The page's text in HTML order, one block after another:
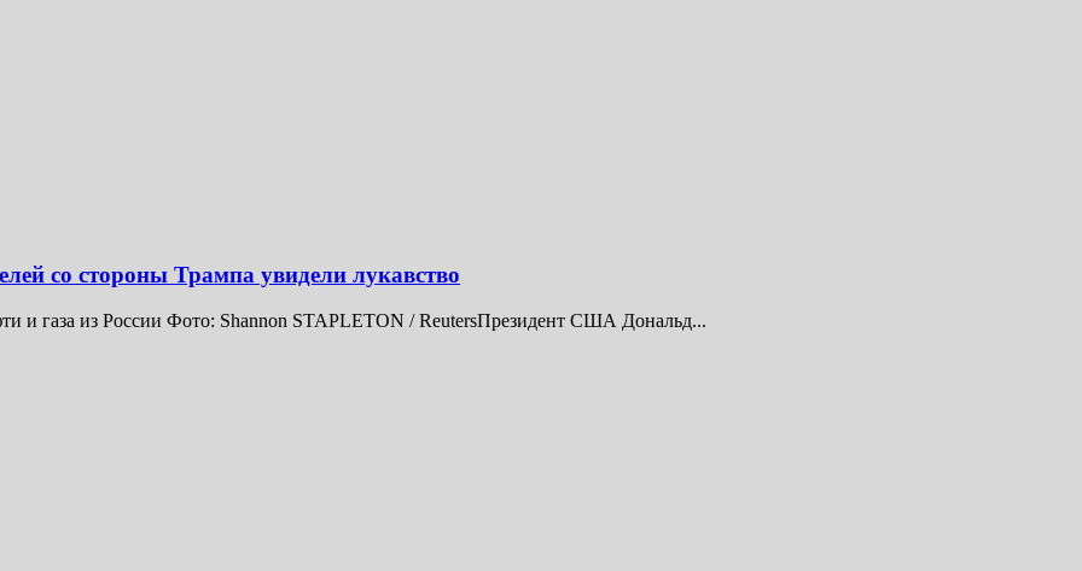
со стороны Трампа увидели лукавство
и газа из России Фото: Shannon STAPLETON / ReutersПрезидент США Дональд...